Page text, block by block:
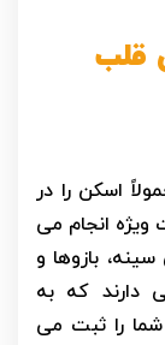
قلب
اسکن را در
ویژه انجام می
بازوها و
دارند که به
را ثبت می